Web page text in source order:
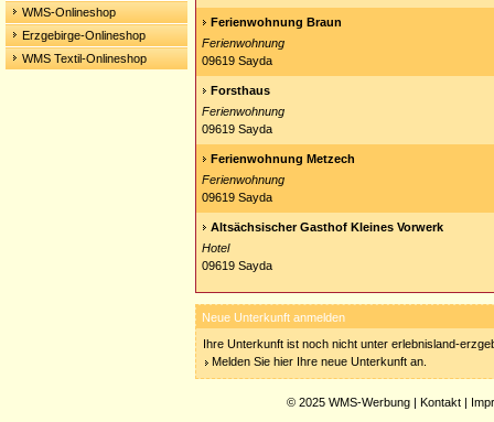
WMS-Onlineshop
Erzgebirge-Onlineshop
WMS Textil-Onlineshop
Ferienwohnung Braun
Ferienwohnung
09619 Sayda
Forsthaus
Ferienwohnung
09619 Sayda
Ferienwohnung Metzech
Ferienwohnung
09619 Sayda
Altsächsischer Gasthof Kleines Vorwerk
Hotel
09619 Sayda
Neue Unterkunft anmelden
Ihre Unterkunft ist noch nicht unter erlebnisland-
Melden Sie hier Ihre neue Unterkunft an.
© 2025 WMS-Werbung | Kontakt |